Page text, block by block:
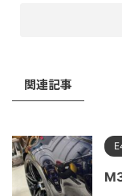
関連記事